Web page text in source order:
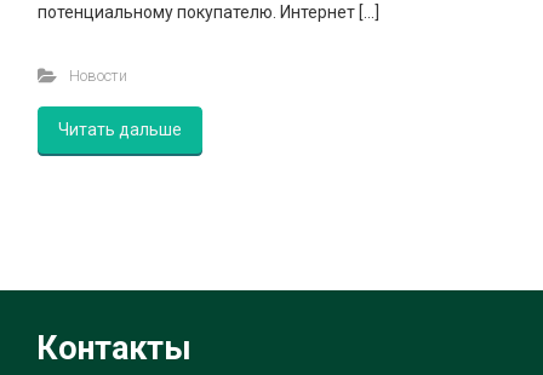
потенциальному покупателю. Интернет […]
Новости
Читать дальше
Контакты